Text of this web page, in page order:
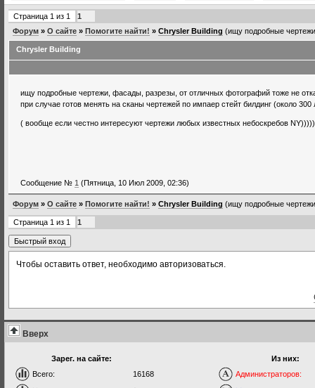
Страница 1 из 1
1
Форум » О сайте » Помогите найти! » Chrysler Building (ищу подробные
Chrysler Building
ищу подробные чертежи, фасады, разрезы, от отличных фотографий тоже не
при случае готов менять на сканы чертежей по импаер стейт билдинг (около 300
( вообще если честно интересуют чертежи любых известных небоскребов NY)))))
Сообщение № 1 (Пятница, 10 Июл 2009, 02:36)
Форум » О сайте » Помогите найти! » Chrysler Building (ищу подробные
Страница 1 из 1 1
Чтобы оставить ответ, необходимо авторизоваться.
Вверх
Зарег. на сайте:
Всего:
16168
Из них:
Администраторов: